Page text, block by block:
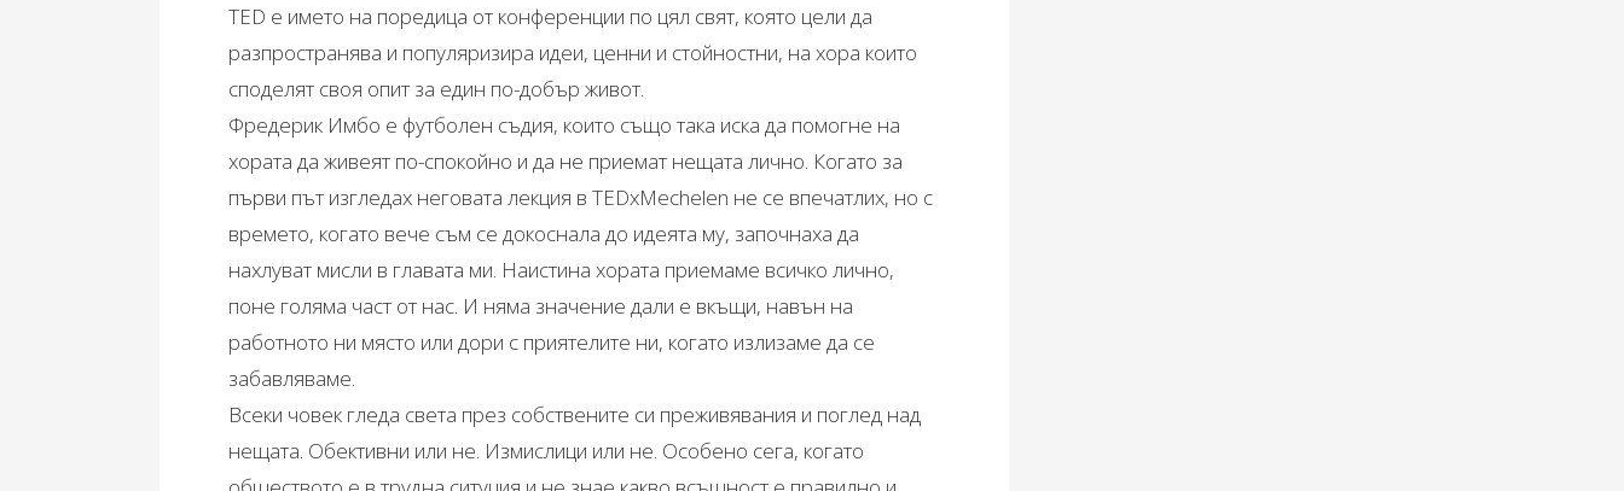
TED e името на поредица от конференции по цял свят, която цели да
разпространява и популяризира идеи, ценни и стойностни, на хора които
споделят своя опит за един по-добър живот.
Фредерик Имбо е футболен съдия, които също така иска да помогне на
хората да живеят по-спокойно и да не приемат нещата лично. Когато за
първи път изгледах неговата лекция в TEDxMechelen не се впечатлих, но с
времето, когато вече съм се докоснала до идеята му, започнаха да
нахлуват мисли в главата ми. Наистина хората приемаме всичко лично,
поне голяма част от нас. И няма значение дали е вкъщи, навън на
работното ни място или дори с приятелите ни, когато излизаме да се
забавляваме.
Всеки човек гледа света през собствените си преживявания и поглед над
нещата. Обективни или не. Измислици или не. Особено сега, когато